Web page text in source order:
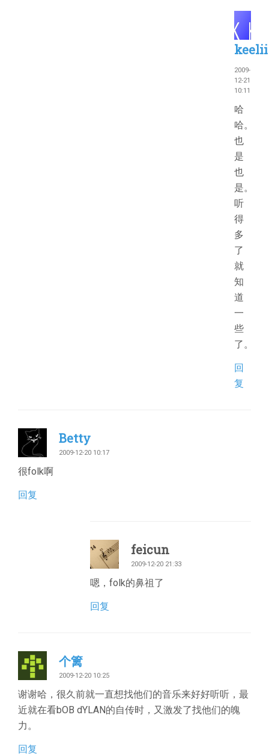
keelii
2009-
12-21
10:11
哈
哈。
也
是
也
是。
听
得
多
了
就
知
道
一
些
了。
回
复
Betty
2009-12-20 10:17
很folk啊
回复
feicun
2009-12-20 21:33
嗯，folk的鼻祖了
回复
个篱
2009-12-20 10:25
谢谢哈，很久前就一直想找他们的音乐来好好听听，最
近就在看bOB dYLAN的自传时，又激发了找他们的魄
力。
回复